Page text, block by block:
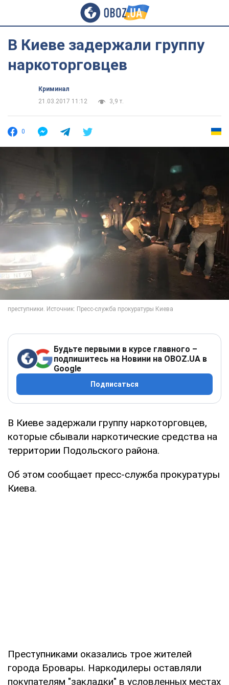
В Киеве задержали группу
наркоторговцев
Криминал
21.03.2017 11:12
3,9 т.
0
Будьте первыми в курсе главного –
подпишитесь на Новини на OBOZ.UA в
Google
Подписаться
В Киеве задержали группу наркоторговцев,
которые сбывали наркотические средства на
территории Подольского района.
Об этом сообщает пресс-служба прокуратуры
Киева.
Преступниками оказались трое жителей
города Бровары. Наркодилеры оставляли
покупателям "закладки" в условленных местах